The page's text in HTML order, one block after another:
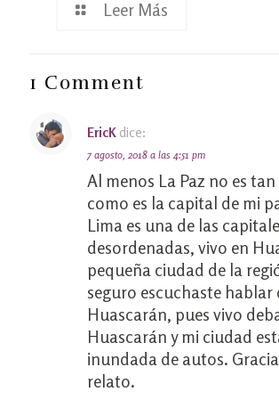
Leer Más
1 Comment
EricK dice:
7 agosto, 2018 a las 4:51 pm
Al menos La Paz no es
como es la capital de mi
Lima es una de las
desordenadas, vivo en
pequeña ciudad de la
seguro escuchaste hablar
Huascarán, pues vivo
Huascarán y mi ciudad
inundada de autos.
relato.